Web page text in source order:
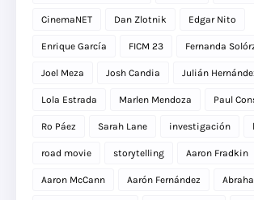
CinemaNET Dan Zlotnik Edgar Nito
Enrique García FICM 23 Fernanda
Joel Meza Josh Candia Julián
Lola Estrada Marlen Mendoza Paul
Ro Páez Sarah Lane investigación
road movie storytelling Aaron Fradkin
Aaron McCann Aarón Fernández